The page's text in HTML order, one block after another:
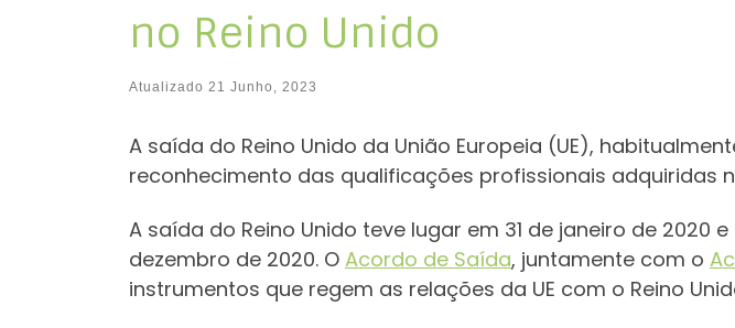
no Reino Unido
Atualizado 21 Junho, 2023
A saída do Reino Unido da União Europeia (UE),
reconhecimento das qualificações profissionais adquiridas
A saída do Reino Unido teve lugar em 31 de janeiro de
dezembro de 2020. O Acordo de Saída, juntamente com o
instrumentos que regem as relações da UE com o Reino